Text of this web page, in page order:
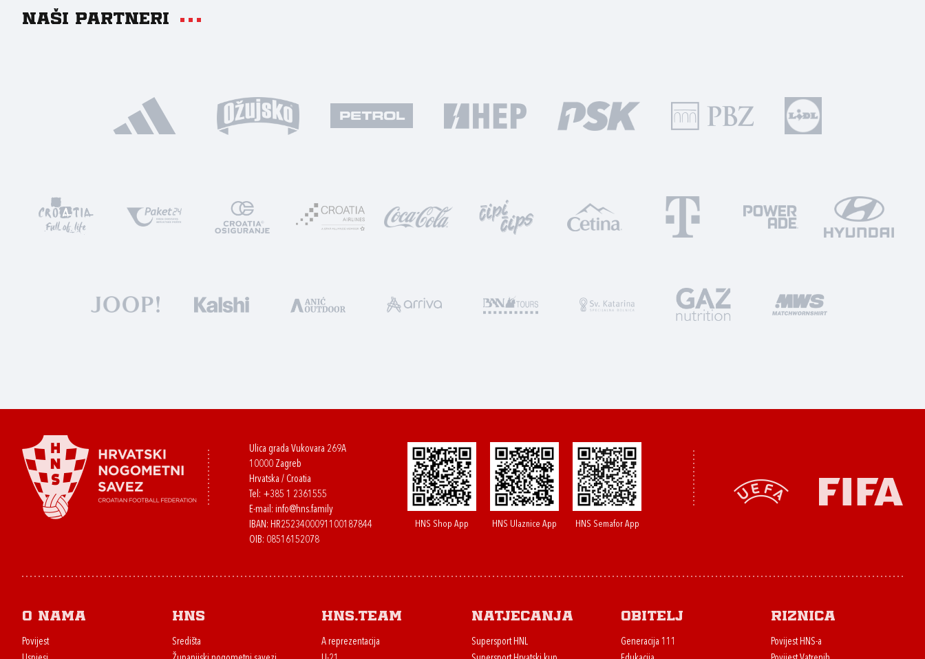
Naši partneri
Ulica grada Vukovara 269A
10000 Zagreb
Hrvatska / Croatia
Tel: +385 1 2361555
E-mail: info@hns.family
IBAN: HR2523400091100187844
OIB: 08516152078
HNS Shop App HNS Ulaznice App HNS Semafor App
O nama
Povijest
HNS
Središta
HNS.team
A reprezentacija
Natjecanja
Supersport HNL
Obitelj
Generacija 111
Riznica
Povijest HNS-a